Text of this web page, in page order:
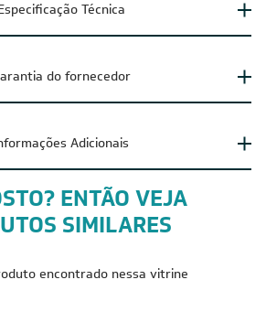
Técnica
do fornecedor
Adicionais
ENTÃO VEJA
SIMILARES
encontrado nessa vitrine